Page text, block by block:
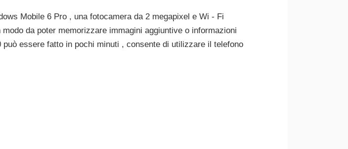
Mobile 6 Pro , una fotocamera da 2 megapixel e Wi - Fi
da poter memorizzare immagini aggiuntive o informazioni
essere fatto in pochi minuti , consente di utilizzare il telefono